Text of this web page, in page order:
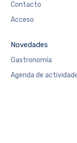
Contacto
Acceso
Novedades
Gastronomía
Agenda de